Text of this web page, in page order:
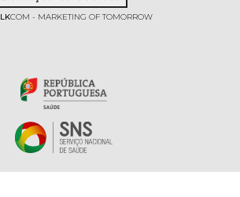
LKCOM - MARKETING OF TOMORROW